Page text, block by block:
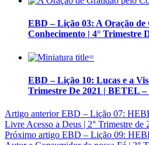
EBD – Lição 03: A Oração de
Conhecimento | 4° Trimestre
EBD – Lição 10: Lucas e a
Trimestre De 2021 | BETEL –
Artigo anteriorEBD – Lição 07:
Livre Acesso a Deus | 2° Trimestre de
Próximo artigo EBD – Lição 09: